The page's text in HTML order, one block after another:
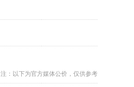
注：以下为官方媒体公价，仅供参考